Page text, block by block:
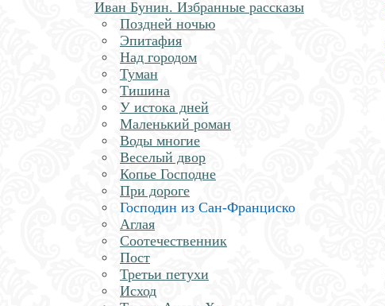
Иван Бунин. Избранные рассказы
Поздней ночью
Эпитафия
Над городом
Туман
Тишина
У истока дней
Маленький роман
Воды многие
Веселый двор
Копье Господне
При дороге
Господин из Сан-Франциско
Аглая
Соотечественник
Пост
Третьи петухи
Исход